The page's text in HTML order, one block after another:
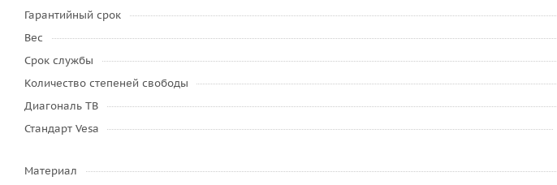
Гарантийный срок
Вес
Срок службы
Количество степеней свободы
Диагональ ТВ
Стандарт Vesa
Материал